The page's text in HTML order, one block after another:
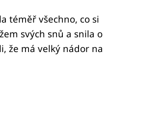
téměř všechno, co si
svých snů a snila o
že má velký nádor na